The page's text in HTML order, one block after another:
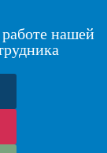
нашей